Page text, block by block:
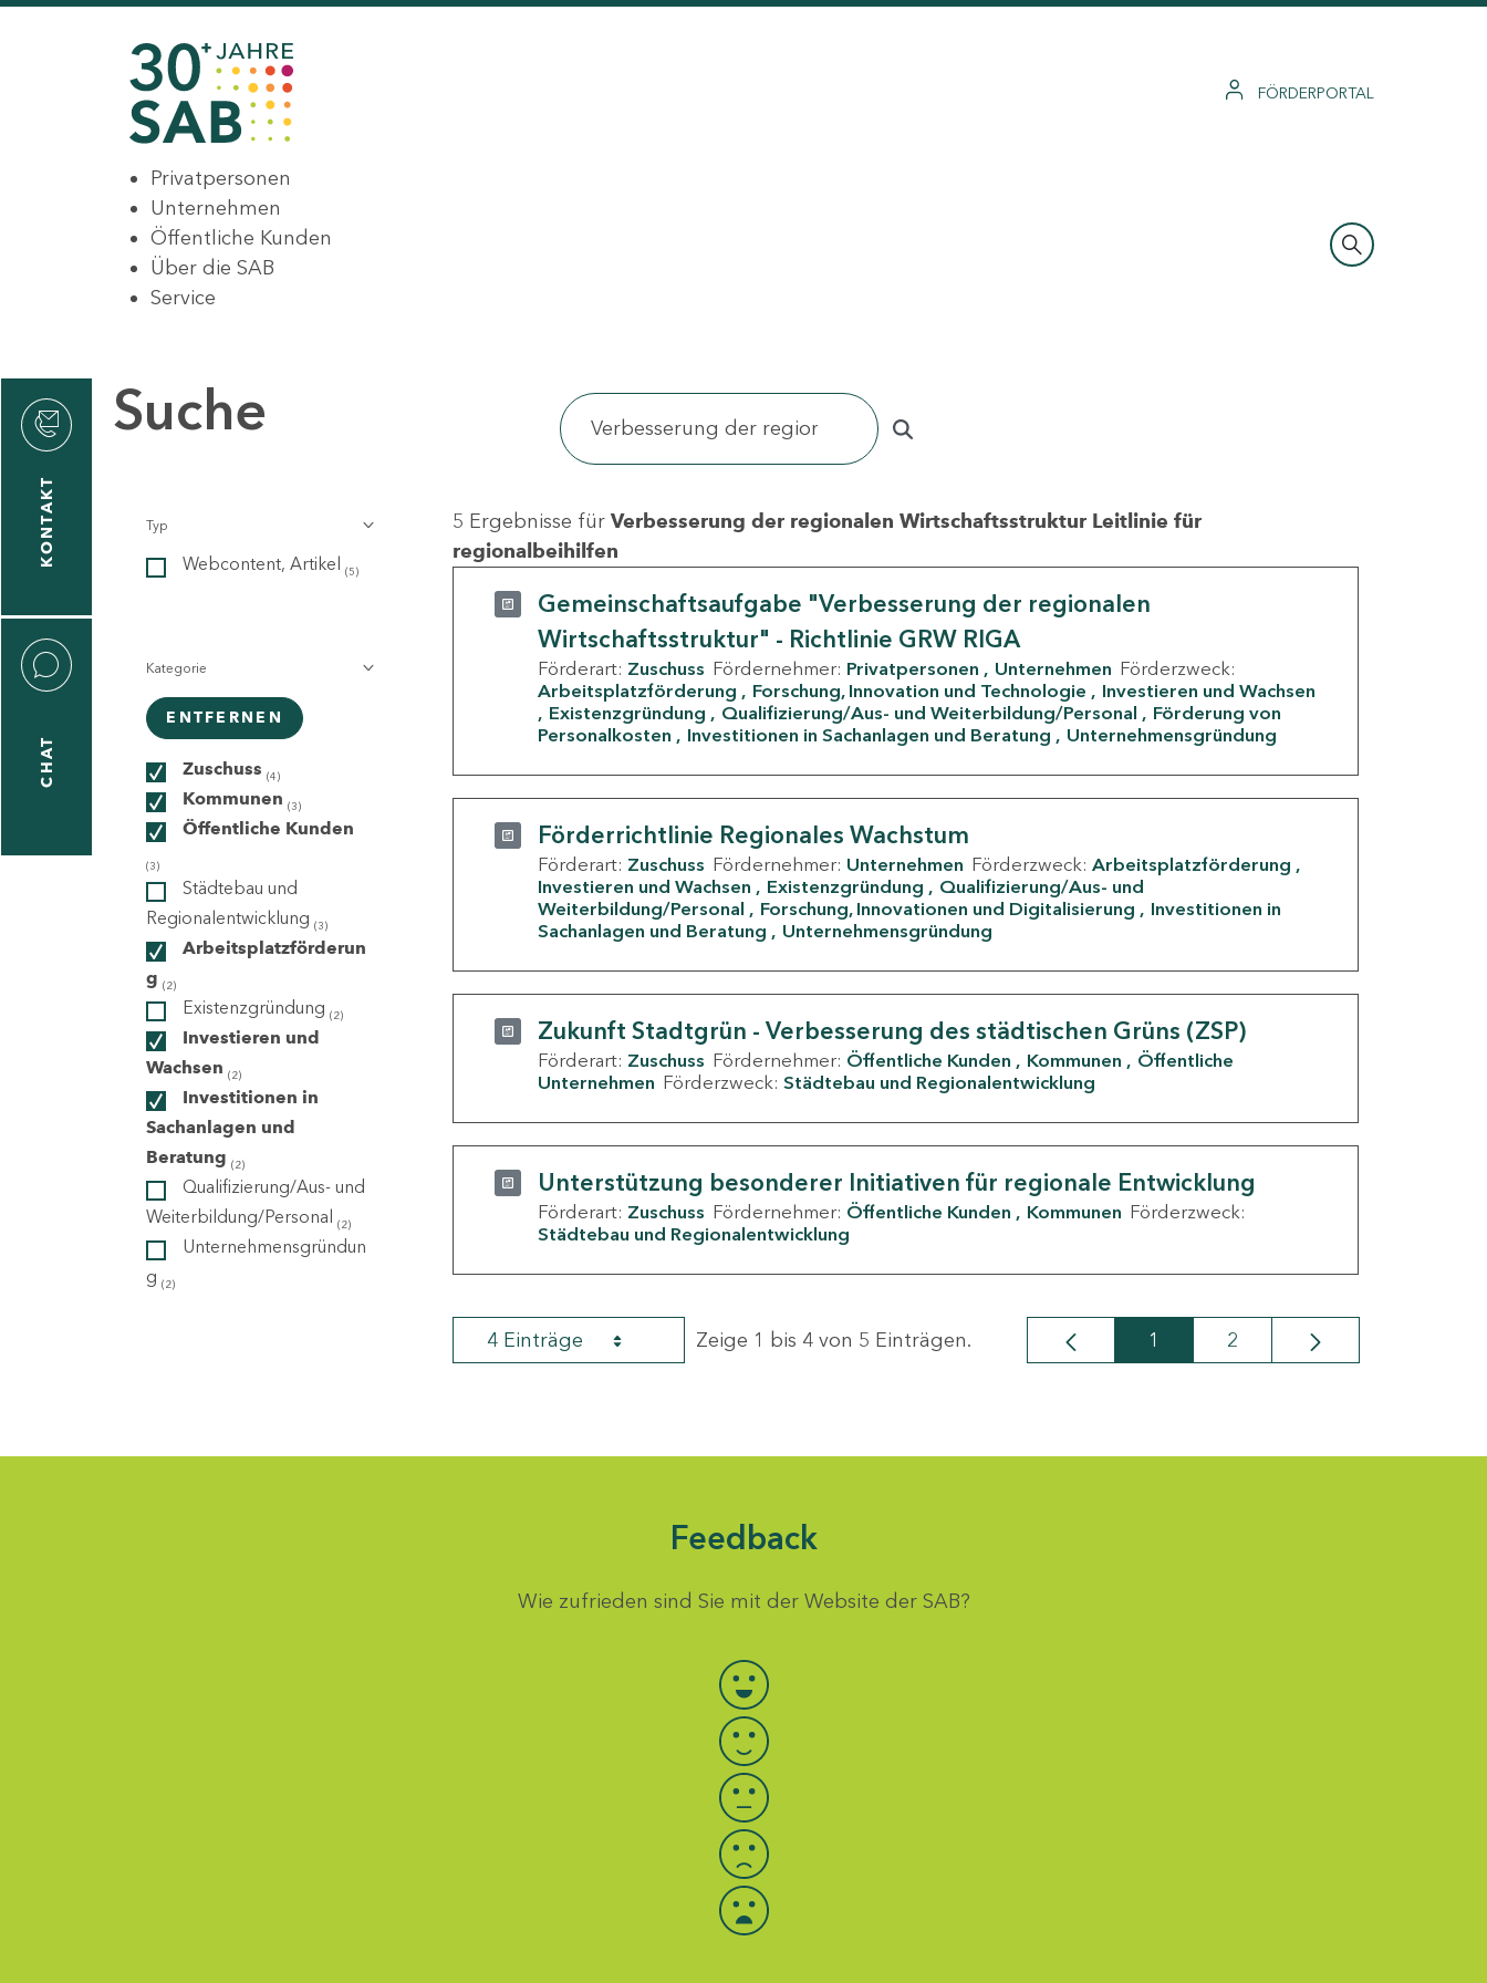
FÖRDERPORTAL
Privatpersonen
Unternehmen
Öffentliche Kunden
Über die SAB
Service
KONTAKT
CHAT
Suche
Typ
Webcontent, Artikel (5)
Kategorie
ENTFERNEN
Zuschuss (4)
Kommunen (3)
Öffentliche Kunden
(3)
Städtebau und
Regionalentwicklung (3)
Arbeitsplatzförderun
g (2)
Existenzgründung (2)
Investieren und
Wachsen (2)
Investitionen in
Sachanlagen und
Beratung (2)
Qualifizierung/Aus- und
Weiterbildung/Personal (2)
Unternehmensgründun
g (2)
5 Ergebnisse für Verbesserung der regionalen Wirtschaftsstruktur Leitlinie für
regionalbeihilfen
Gemeinschaftsaufgabe "Verbesserung der regionalen
Wirtschaftsstruktur" - Richtlinie GRW RIGA
Förderart: Zuschuss Fördernehmer: Privatpersonen Unternehmen Förderzweck:
Arbeitsplatzförderung
Forschung, Innovation und Technologie
Investieren und Wachsen
Existenzgründung
Qualifizierung/Aus- und Weiterbildung/Personal
Förderung von
Personalkosten
Investitionen in Sachanlagen und Beratung Unternehmensgründung
Förderrichtlinie Regionales Wachstum
Förderart: Zuschuss Fördernehmer: Unternehmen Förderzweck: Arbeitsplatzförderung
Investieren und Wachsen
Existenzgründung
Qualifizierung/Aus- und
Weiterbildung/Personal
Forschung, Innovationen und Digitalisierung
Investitionen in
Sachanlagen und Beratung
Unternehmensgründung
Zukunft Stadtgrün - Verbesserung des städtischen Grüns (ZSP)
Förderart: Zuschuss Fördernehmer: Öffentliche Kunden Kommunen
Öffentliche
Unternehmen Förderzweck: Städtebau und Regionalentwicklung
Unterstützung besonderer Initiativen für regionale Entwicklung
Förderart: Zuschuss Fördernehmer: Öffentliche Kunden Kommunen Förderzweck:
Städtebau und Regionalentwicklung
4 Einträge Zeige 1 bis 4 von 5 Einträgen. Seite
1 Seite
2
Feedback
Wie zufrieden sind Sie mit der Website der SAB?
Bewertung auswählen